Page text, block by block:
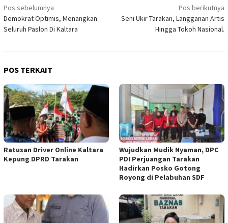
Navigasi
pos
Pos sebelumnya
Demokrat Optimis, Menangkan
Seluruh Paslon Di Kaltara
Pos berikutnya
Seni Ukir Tarakan, Langganan Artis
Hingga Tokoh Nasional.
POS TERKAIT
Ratusan Driver Online Kaltara
Kepung DPRD Tarakan
Wujudkan Mudik Nyaman, DPC
PDI Perjuangan Tarakan
Hadirkan Posko Gotong
Royong di Pelabuhan SDF